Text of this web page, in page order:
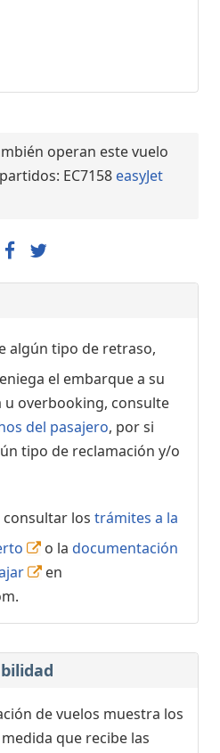
operan este vuelo
EC7158 easyJet
algún tipo de retraso,
el embarque a su
overbooking, consulte
del pasajero, por si
tipo de reclamación y/o
los trámites a la
o la documentación
en
de vuelos muestra los
que recibe las